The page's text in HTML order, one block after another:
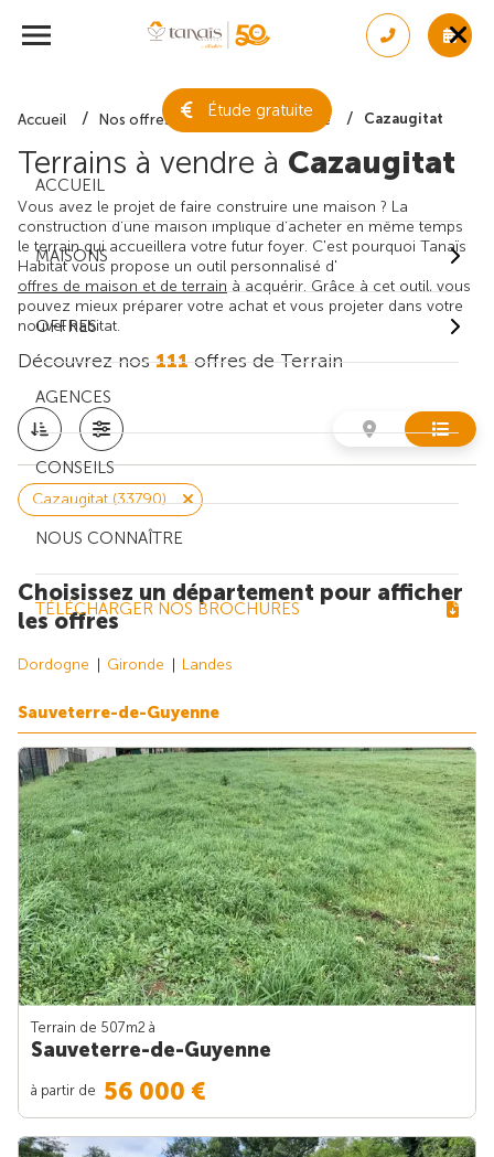
Étude gratuite
ACCUEIL
MAISONS
OFFRES
AGENCES
CONSEILS
NOUS CONNAÎTRE
TÉLÉCHARGER NOS BROCHURES
Accueil Nos offres de terrain Gironde Cazaugitat
Terrains à vendre à Cazaugitat
Vous avez le projet de faire construire une maison ? La
construction d'une maison implique d'acheter en même temps
le terrain qui accueillera votre futur foyer. C'est pourquoi Tanaïs
Habitat vous propose un outil personnalisé d'
offres de maison et de terrain à acquérir. Grâce à cet outil, vous
pouvez mieux préparer votre achat et vous projeter dans votre
nouvel habitat.
Découvrez nos111offres de Terrain
Cazaugitat (33790)
Choisissez un département pour afficher
les offres
Dordogne Gironde Landes
Sauveterre-de-Guyenne
Terrain de 507m2 à
Sauveterre-de-Guyenne
à partir de 56 000 €